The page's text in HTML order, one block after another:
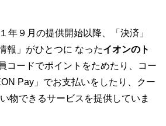
年９月の提供開始以降、「決済」
報」がひとつに なったイオンのト
コードでポイントをためたり、コー
Pay」でお支払いをしたり、クー
物できるサービスを提供していま